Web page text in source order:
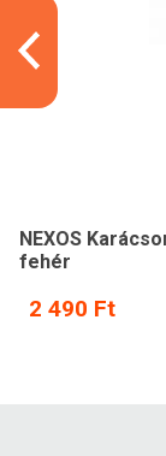
NEXOS
fehér
2 490 Ft